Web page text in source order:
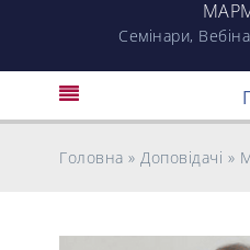
Cемінари,
Головна » Доповідачі »